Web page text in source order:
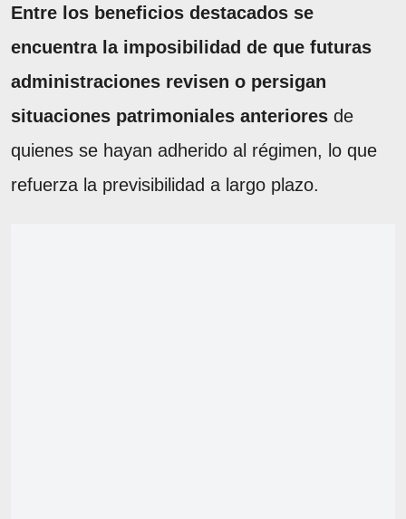
Entre los beneficios destacados se
encuentra la imposibilidad de que futuras
administraciones revisen o persigan
situaciones patrimoniales anteriores de
quienes se hayan adherido al régimen, lo que
refuerza la previsibilidad a largo plazo.